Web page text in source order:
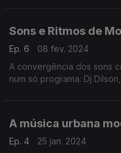
Sons e Ritmos de
Ep. 6
08 fev. 2024
A convergência dos sons
num só programa: Dj
A música urbana
Ep. 4
25 jan. 2024